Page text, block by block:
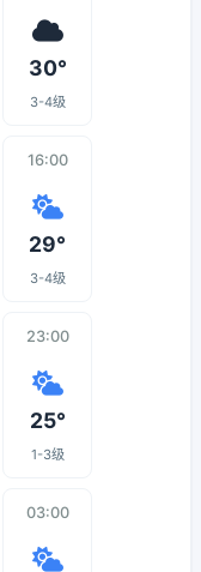
30°
3-4级
16:00
29°
3-4级
23:00
25°
1-3级
03:00